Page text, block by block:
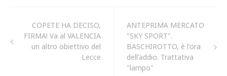
COPETE HA DECISO,
FIRMA! Va al VALENCIA
un altro obiettivo del
Lecce
ANTEPRIMA MERCATO
"SKY SPORT".
BASCHIROTTO, è l'ora
dell'addio. Trattativa
"lampo"